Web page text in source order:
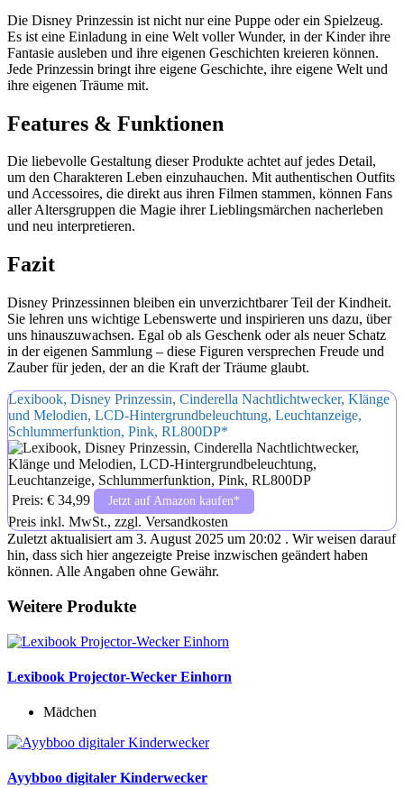
Die Disney Prinzessin ist nicht nur eine Puppe oder ein Spielzeug.
Es ist eine Einladung in eine Welt voller Wunder, in der Kinder ihre
Fantasie ausleben und ihre eigenen Geschichten kreieren können.
Jede Prinzessin bringt ihre eigene Geschichte, ihre eigene Welt und
ihre eigenen Träume mit.
Features & Funktionen
Die liebevolle Gestaltung dieser Produkte achtet auf jedes Detail,
um den Charakteren Leben einzuhauchen. Mit authentischen Outfits
und Accessoires, die direkt aus ihren Filmen stammen, können Fans
aller Altersgruppen die Magie ihrer Lieblingsmärchen nacherleben
und neu interpretieren.
Fazit
Disney Prinzessinnen bleiben ein unverzichtbarer Teil der Kindheit.
Sie lehren uns wichtige Lebenswerte und inspirieren uns dazu, über
uns hinauszuwachsen. Egal ob als Geschenk oder als neuer Schatz
in der eigenen Sammlung – diese Figuren versprechen Freude und
Zauber für jeden, der an die Kraft der Träume glaubt.
Lexibook, Disney Prinzessin, Cinderella Nachtlichtwecker, Klänge
und Melodien, LCD-Hintergrundbeleuchtung, Leuchtanzeige,
Schlummerfunktion, Pink, RL800DP*
Preis: € 34,99 Jetzt auf Amazon kaufen*
Preis inkl. MwSt., zzgl. Versandkosten
Zuletzt aktualisiert am 3. August 2025 um 20:02 . Wir weisen darauf
hin, dass sich hier angezeigte Preise inzwischen geändert haben
können. Alle Angaben ohne Gewähr.
Weitere Produkte
Lexibook Projector-Wecker Einhorn
Mädchen
Ayybboo digitaler Kinderwecker